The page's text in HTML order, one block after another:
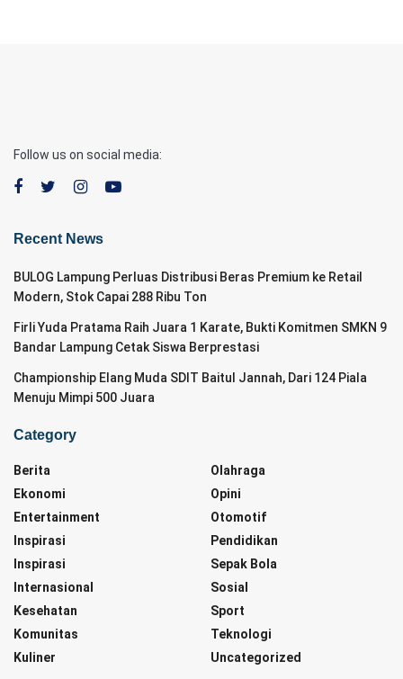
Follow us on social media:
Recent News
BULOG Lampung Perluas Distribusi Beras Premium ke Retail
Modern, Stok Capai 288 Ribu Ton
Firli Yuda Pratama Raih Juara 1 Karate, Bukti Komitmen SMKN 9
Bandar Lampung Cetak Siswa Berprestasi
Championship Elang Muda SDIT Baitul Jannah, Dari 124 Piala
Menuju Mimpi 500 Juara
Category
Berita
Ekonomi
Entertainment
Inspirasi
Inspirasi
Internasional
Kesehatan
Komunitas
Kuliner
Olahraga
Opini
Otomotif
Pendidikan
Sepak Bola
Sosial
Sport
Teknologi
Uncategorized